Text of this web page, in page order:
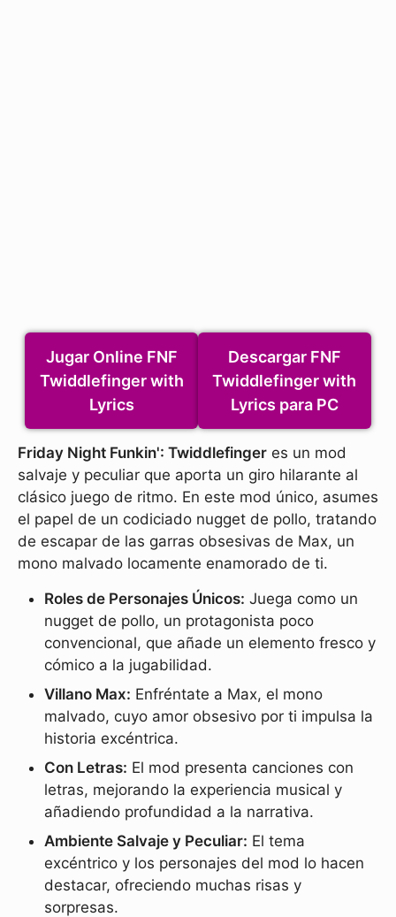
Jugar Online FNF
Twiddlefinger with
Lyrics
Descargar FNF
Twiddlefinger with
Lyrics para PC
Friday Night Funkin': Twiddlefinger es un mod
salvaje y peculiar que aporta un giro hilarante al
clásico juego de ritmo. En este mod único, asumes
el papel de un codiciado nugget de pollo, tratando
de escapar de las garras obsesivas de Max, un
mono malvado locamente enamorado de ti.
Roles de Personajes Únicos: Juega como un
nugget de pollo, un protagonista poco
convencional, que añade un elemento fresco y
cómico a la jugabilidad.
Villano Max: Enfréntate a Max, el mono
malvado, cuyo amor obsesivo por ti impulsa la
historia excéntrica.
Con Letras: El mod presenta canciones con
letras, mejorando la experiencia musical y
añadiendo profundidad a la narrativa.
Ambiente Salvaje y Peculiar: El tema
excéntrico y los personajes del mod lo hacen
destacar, ofreciendo muchas risas y
sorpresas.